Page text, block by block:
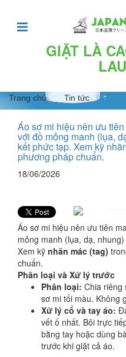
TRANG
Dịch
Dịch
vụ
khô,
hơi
Giặt
GIẶT LÀ
Trang chủ Tin tức
Áo sơ mi hiệu nên ưu
với đồ mỏng manh (lụa,
kết phức tạp. Xem kỹ
phương pháp chuẩn.
18/06/2026
Áo sơ mi hiệu nên ưu tiên
mỏng manh (lụa, dạ,
Xem kỹ nhãn mác (tag)
chuẩn.
Phân loại và Xử lý trước
Phân loại: Chia riêng
sơ mi tối màu. Không
Xử lý cổ và tay áo:
vết ố nhất. Bôi trực
bằng tay hoặc dùng
trước khi giặt cả áo.